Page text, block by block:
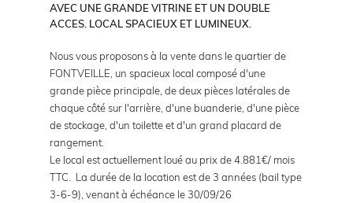
AVEC UNE GRANDE VITRINE ET UN DOUBLE
ACCES. LOCAL SPACIEUX ET LUMINEUX.
Nous vous proposons à la vente dans le quartier de
FONTVEILLE, un spacieux local composé d'une
grande pièce principale, de deux pièces latérales de
chaque côté sur l'arrière, d'une buanderie, d'une pièce
de stockage, d'un toilette et d'un grand placard de
rangement.
Le local est actuellement loué au prix de 4.881€/ mois
TTC. La durée de la location est de 3 années (bail type
3-6-9), venant à échéance le 30/09/26